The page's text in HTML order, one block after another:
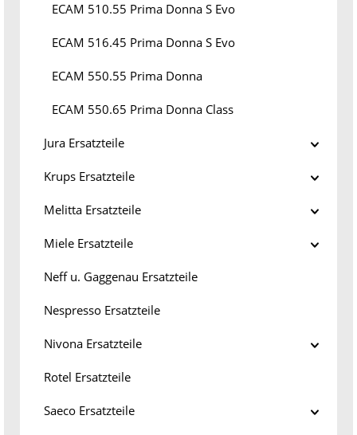
ECAM 510.55 Prima Donna S Evo
ECAM 516.45 Prima Donna S Evo
ECAM 550.55 Prima Donna
ECAM 550.65 Prima Donna Class
Jura Ersatzteile
Krups Ersatzteile
Melitta Ersatzteile
Miele Ersatzteile
Neff u. Gaggenau Ersatzteile
Nespresso Ersatzteile
Nivona Ersatzteile
Rotel Ersatzteile
Saeco Ersatzteile